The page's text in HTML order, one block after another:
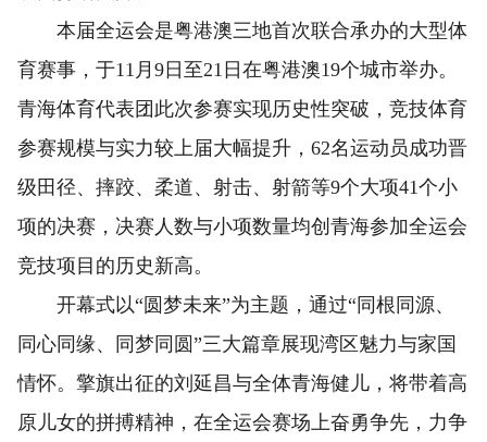
本届全运会是粤港澳三地首次联合承办的大型体
育赛事，于11月9日至21日在粤港澳19个城市举办。
青海体育代表团此次参赛实现历史性突破，竞技体育
参赛规模与实力较上届大幅提升，62名运动员成功晋
级田径、摔跤、柔道、射击、射箭等9个大项41个小
项的决赛，决赛人数与小项数量均创青海参加全运会
竞技项目的历史新高。
开幕式以“圆梦未来”为主题，通过“同根同源、
同心同缘、同梦同圆”三大篇章展现湾区魅力与家国
情怀。擎旗出征的刘延昌与全体青海健儿，将带着高
原儿女的拼搏精神，在全运会赛场上奋勇争先，力争